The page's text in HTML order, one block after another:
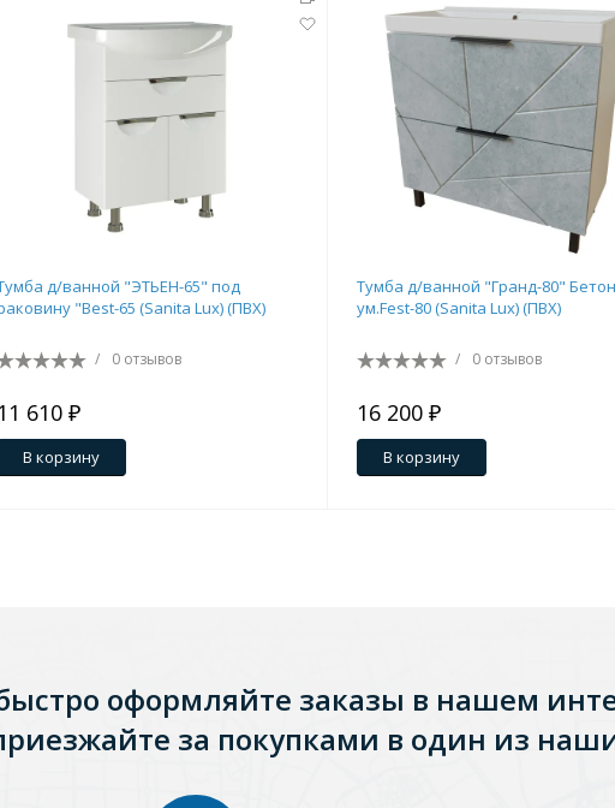
д/ванной "ЭТЬЕН-65" под
раковину "Best-65 (Sanita Lux) (ПВХ)
/ 0 отзывов
11 610 ₽
В корзину
Тумба д/ванной "Гранд-80"
ум.Fest-80 (Sanita Lux) (ПВХ)
/ 0 отзывов
16 200 ₽
В корзину
оформляйте заказы в нашем
за покупками в один из